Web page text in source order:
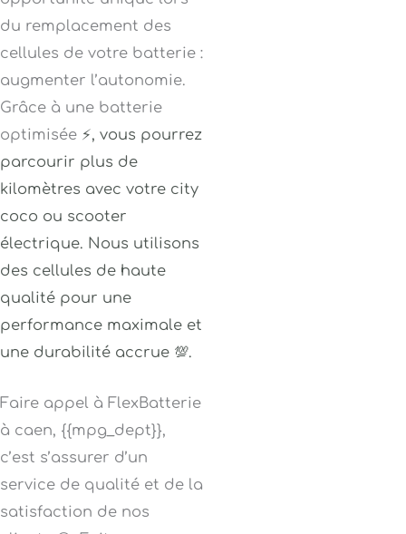
du remplacement des
cellules de votre batterie :
augmenter l’autonomie.
Grâce à une batterie
optimisée ⚡, vous pourrez
parcourir plus de
kilomètres avec votre city
coco ou scooter
électrique. Nous utilisons
des cellules de haute
qualité pour une
performance maximale et
une durabilité accrue 💯.
Faire appel à FlexBatterie
à caen, {{mpg_dept}},
c’est s’assurer d’un
service de qualité et de la
satisfaction de nos